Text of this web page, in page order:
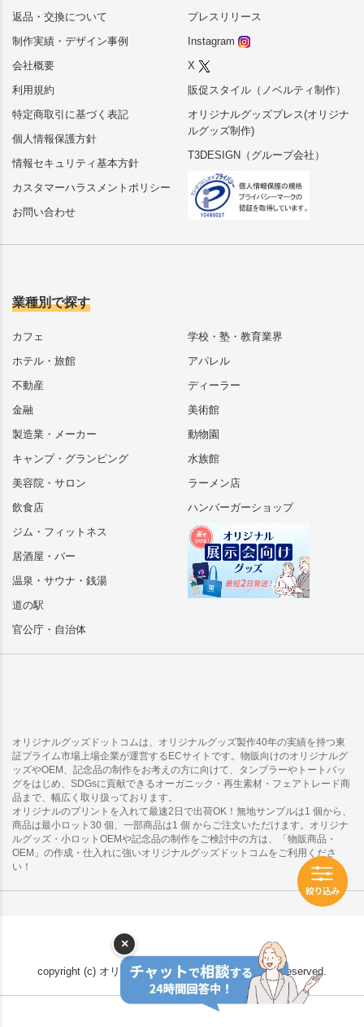
返品・交換について
制作実績・デザイン事例
会社概要
利用規約
特定商取引に基づく表記
個人情報保護方針
情報セキュリティ基本方針
カスタマーハラスメントポリシー
お問い合わせ
プレスリリース
Instagram
X
販促スタイル（ノベルティ制作）
オリジナルグッズプレス(オリジナ
ルグッズ制作)
T3DESIGN（グループ会社）
業種別で探す
カフェ
ホテル・旅館
不動産
金融
製造業・メーカー
キャンプ・グランピング
美容院・サロン
飲食店
ジム・フィットネス
居酒屋・バー
温泉・サウナ・銭湯
道の駅
官公庁・自治体
学校・塾・教育業界
アパレル
ディーラー
美術館
動物園
水族館
ラーメン店
ハンバーガーショップ
オリジナルグッズドットコムは、オリジナルグッズ製作40年の実績を持つ東
証プライム市場上場企業が運営するECサイトです。物販向けのオリジナルグ
ッズやOEM、記念品の制作をお考えの方に向けて、タンブラーやトートバッ
グをはじめ、SDGsに貢献できるオーガニック・再生素材・フェアトレード商
品まで、幅広く取り扱っております。
オリジナルのプリントを入れて最速2日で出荷OK！無地サンプルは1 個から、
商品は最小ロット30 個、一部商品は1 個 からご注文いただけます。オリジナ
ルグッズ・小ロットOEMや記念品の制作をご検討中の方は、「物販商品・
OEM」の作成・仕入れに強いオリジナルグッズドットコムをご利用くださ
い！
copyright (c) オリジナルグッズドットコム all rights reserved.
×